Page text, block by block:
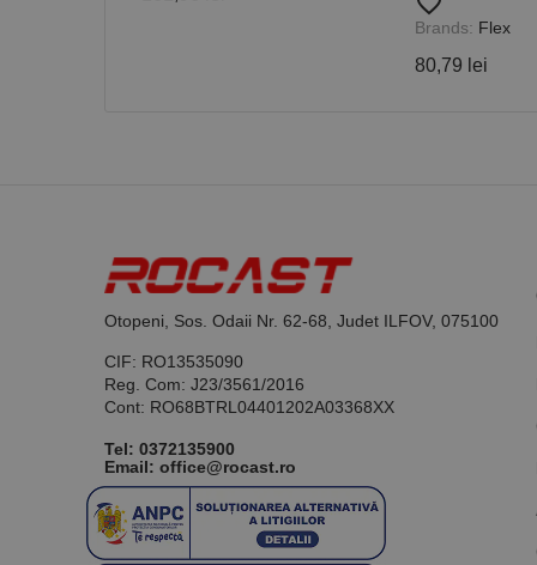
Brands: Flex
80,79 lei
Otopeni, Sos. Odaii Nr. 62-68, Judet ILFOV, 075100
CIF: RO13535090
Reg. Com: J23/3561/2016
Cont: RO68BTRL04401202A03368XX
Tel: 0372135900
Email: office@rocast.ro